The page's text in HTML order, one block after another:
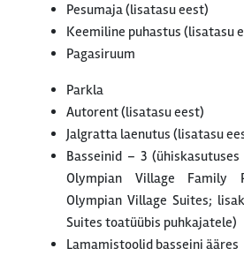
Pesumaja (lisatasu eest)
Keemiline puhastus (lisatasu
Pagasiruum
Parkla
Autorent (lisatasu eest)
Jalgratta laenutus (lisatasu
Basseinid – 3
Olympian Village Family
Olympian Village Suites;
Suites toatüübis puhkajatele)
Lamamistoolid basseini ääres